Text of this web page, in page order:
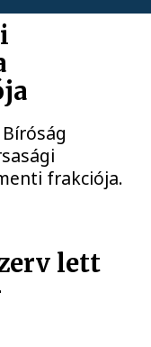
frakciója.
lett